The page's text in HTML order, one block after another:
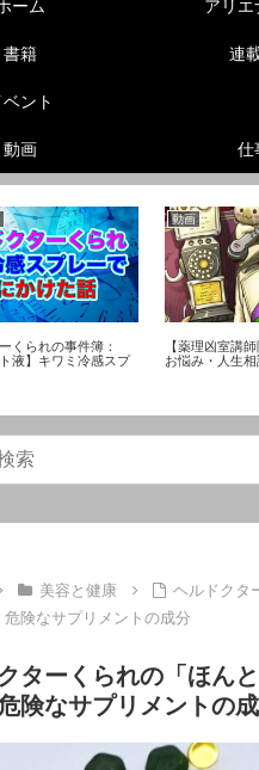
ーム アリエ
書籍 連
ベント
動画 仕
くられの事件簿：
ト液】キワミ冷感スプ
動画
【薬理凶室講
お悩み・人生
美容と健康
ヘルドクタ
険なサプリメントの成分
ターくられの「ほん
険なサプリメントの